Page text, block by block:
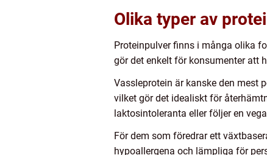
Olika typer av
Proteinpulver finns i många olika
gör det enkelt för konsumenter att
Vassleprotein är kanske den mest
vilket gör det idealiskt för
laktosintoleranta eller följer en
För dem som föredrar ett
hypoallergena och lämpliga för